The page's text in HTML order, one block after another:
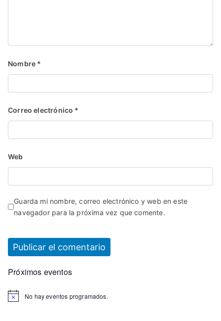
Nombre *
Correo electrónico *
Web
Guarda mi nombre, correo electrónico y web en este
navegador para la próxima vez que comente.
Próximos eventos
No hay eventos programados.